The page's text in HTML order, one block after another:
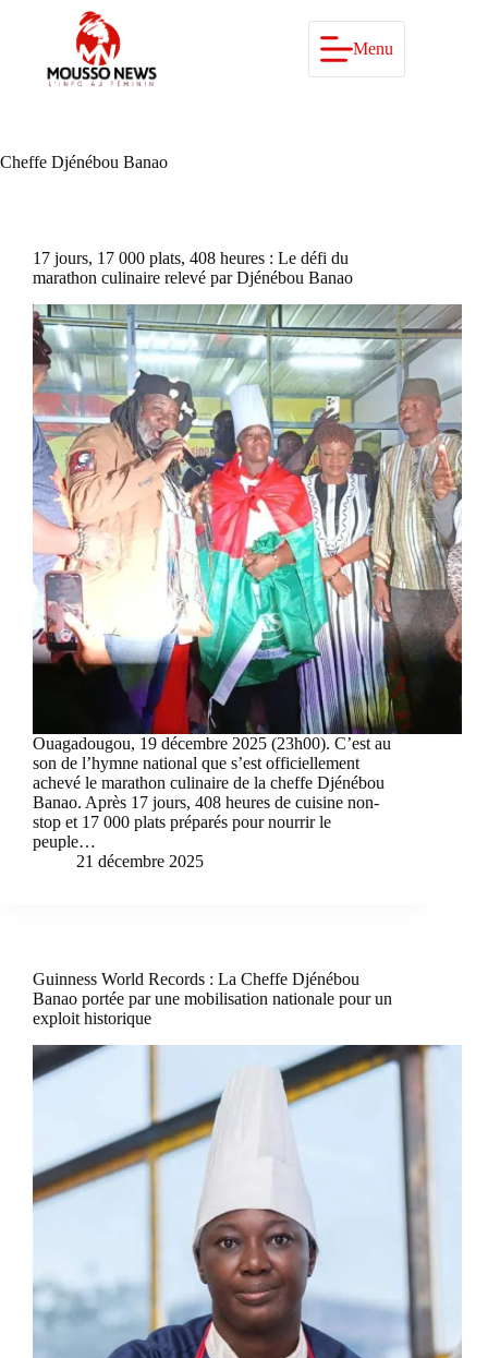
Menu
Cheffe Djénébou Banao
17 jours, 17 000 plats, 408 heures : Le défi du
marathon culinaire relevé par Djénébou Banao
Ouagadougou, 19 décembre 2025 (23h00). C’est au
son de l’hymne national que s’est officiellement
achevé le marathon culinaire de la cheffe Djénébou
Banao. Après 17 jours, 408 heures de cuisine non-
stop et 17 000 plats préparés pour nourrir le
peuple…
21 décembre 2025
Guinness World Records : La Cheffe Djénébou
Banao portée par une mobilisation nationale pour un
exploit historique